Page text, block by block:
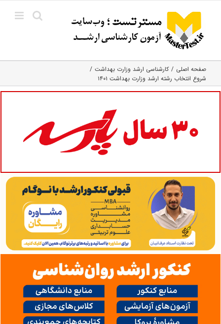
content
صفحه اصلی
کارشناسی ارشد وزارت بهداشت
شروع انتخاب رشته ارشد وزارت بهداشت ۱۴۰۱